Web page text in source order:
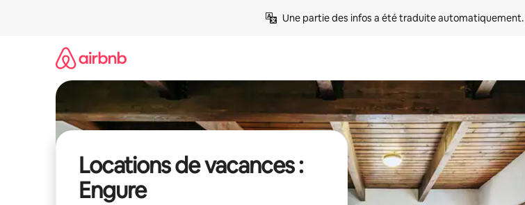
Une partie des infos a été traduite automatiquement.
Locations de vacances :
Engure